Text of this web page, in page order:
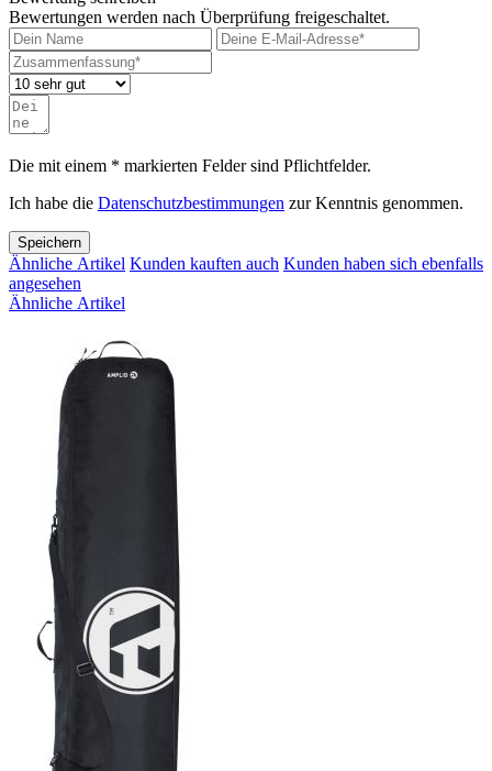
Bewertungen werden nach Überprüfung freigeschaltet.
Die mit einem * markierten Felder sind Pflichtfelder.
Ich habe die Datenschutzbestimmungen zur Kenntnis genommen.
Speichern
Ähnliche Artikel Kunden kauften auch Kunden haben sich ebenfalls
angesehen
Ähnliche Artikel